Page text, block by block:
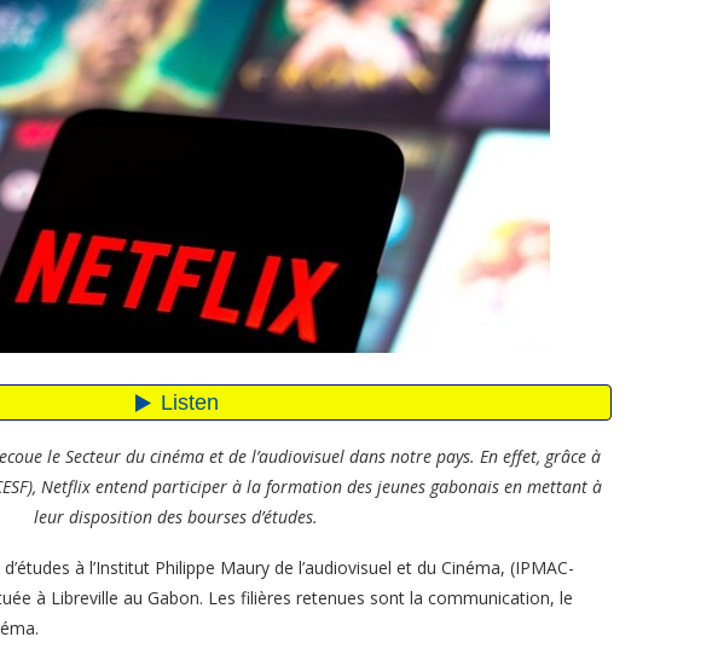
le Secteur du cinéma et de l’audiovisuel dans notre pays. En effet, grâce à
Netflix entend participer à la formation des jeunes gabonais en mettant à
leur disposition des bourses d’études.
à l’Institut Philippe Maury de l’audiovisuel et du Cinéma, (IPMAC-
à Libreville au Gabon. Les filières retenues sont la communication, le